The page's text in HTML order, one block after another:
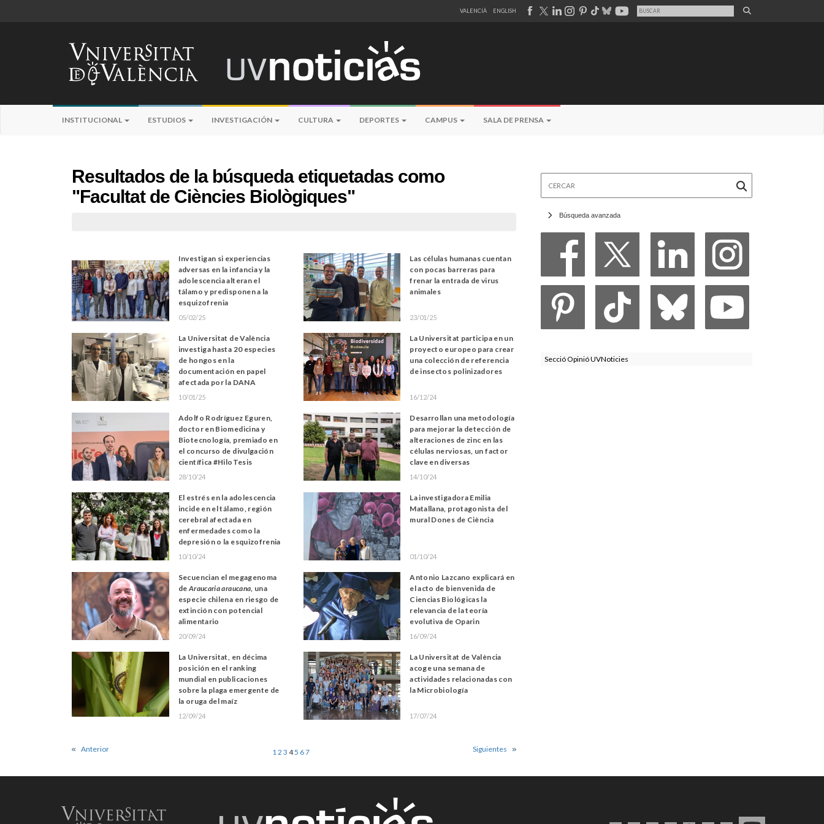
VALENCIÀ ENGLISH
INSTITUCIONAL ESTUDIOS INVESTIGACIÓN CULTURA DEPORTES CAMPUS SALA DE PRENSA
Resultados de la búsqueda etiquetadas como
"Facultat de Ciències Biològiques"
Investigan si experiencias
adversas en la infancia y la
adolescencia alteran el
tálamo y predisponen a la
esquizofrenia
05/02/25
Las células humanas cuentan
con pocas barreras para
frenar la entrada de virus
animales
23/01/25
La Universitat de València
investiga hasta 20 especies
de hongos en la
documentación en papel
afectada por la DANA
10/01/25
La Universitat participa en un
proyecto europeo para crear
una colección de referencia
de insectos polinizadores
16/12/24
Adolfo Rodríguez Eguren,
doctor en Biomedicina y
Biotecnología, premiado en
el concurso de divulgación
científica #HiloTesis
28/10/24
Desarrollan una metodología
para mejorar la detección de
alteraciones de zinc en las
células nerviosas, un factor
clave en diversas
enfermedades neurológicas
14/10/24
El estrés en la adolescencia
incide en el tálamo, región
cerebral afectada en
enfermedades como la
depresión o la esquizofrenia
10/10/24
La investigadora Emilia
Matallana, protagonista del
mural Dones de Ciència
01/10/24
Secuencian el megagenoma
deAraucaria araucana, una
especie chilena en riesgo de
extinción con potencial
alimentario
20/09/24
Antonio Lazcano explicará en
el acto de bienvenida de
Ciencias Biológicas la
relevancia de la teoría
evolutiva de Oparin
16/09/24
La Universitat, en décima
posición en el ranking
mundial en publicaciones
sobre la plaga emergente de
la oruga del maíz
12/09/24
La Universitat de València
acoge una semana de
actividades relacionadas con
la Microbiología
17/07/24
Anterior 12 3 45 67 Siguientes
Búsqueda avanzada
Secció Opinió UVNoticies